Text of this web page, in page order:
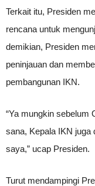
Terkait itu, Presiden
rencana untuk
demikian, Presiden
peninjauan dan
pembangunan IKN.
“Ya mungkin sebelum
sana, Kepala IKN juga
saya,” ucap Presiden.
Turut mendampingi